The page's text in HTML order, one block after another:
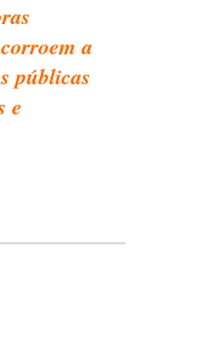
a
públicas
e